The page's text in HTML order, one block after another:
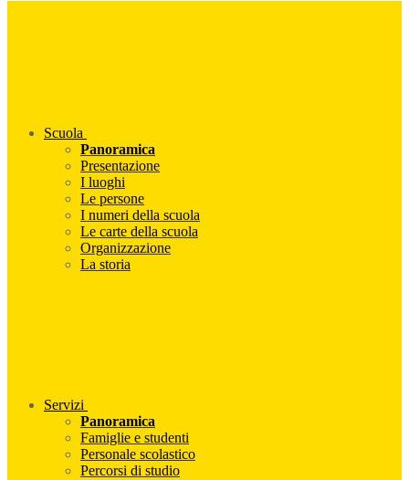
Scuola
Panoramica
Presentazione
I luoghi
Le persone
I numeri della scuola
Le carte della scuola
Organizzazione
La storia
Servizi
Panoramica
Famiglie e studenti
Personale scolastico
Percorsi di studio